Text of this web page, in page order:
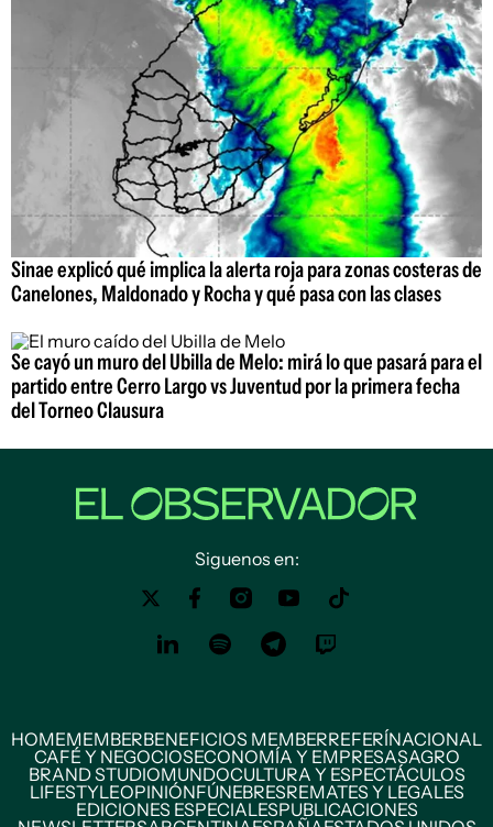
Sinae explicó qué implica la alerta roja para zonas costeras de
Canelones, Maldonado y Rocha y qué pasa con las clases
Se cayó un muro del Ubilla de Melo: mirá lo que pasará para el
partido entre Cerro Largo vs Juventud por la primera fecha
del Torneo Clausura
Siguenos en:
HOMEMEMBERBENEFICIOS MEMBERREFERÍNACIONAL
CAFÉ Y NEGOCIOSECONOMÍA Y EMPRESASAGRO
BRAND STUDIOMUNDOCULTURA Y ESPECTÁCULOS
LIFESTYLEOPINIÓNFÚNEBRESREMATES Y LEGALES
EDICIONES ESPECIALESPUBLICACIONES